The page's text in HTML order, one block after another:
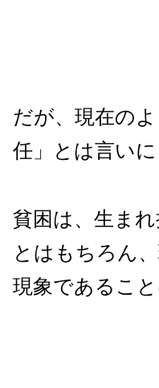
だが、現在の
任」とは言いに
貧困は、生ま
とはもちろん
現象であるこ